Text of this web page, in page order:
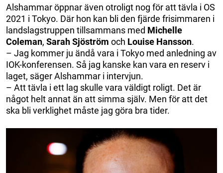
Alshammar öppnar även otroligt nog för att tävla i OS
2021 i Tokyo. Där hon kan bli den fjärde frisimmaren i
landslagstruppen tillsammans med Michelle
Coleman, Sarah Sjöström och Louise Hansson.
– Jag kommer ju ändå vara i Tokyo med anledning av
IOK-konferensen. Så jag kanske kan vara en reserv i
laget, säger Alshammar i intervjun.
– Att tävla i ett lag skulle vara väldigt roligt. Det är
något helt annat än att simma själv. Men för att det
ska bli verklighet måste jag göra bra tider.